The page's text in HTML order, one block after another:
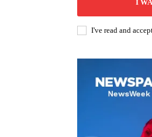
I
I've read and